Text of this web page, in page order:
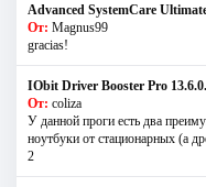
Advanced SystemCare
От: Magnus99
gracias!
IObit Driver Booster Pro
От: coliza
У данной проги есть два
ноутбуки от стационарных (а
2